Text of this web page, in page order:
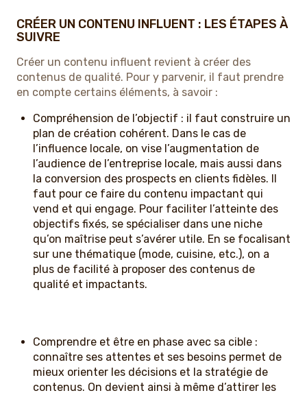
CRÉER UN CONTENU INFLUENT : LES ÉTAPES À
SUIVRE
Créer un contenu influent revient à créer des
contenus de qualité. Pour y parvenir, il faut prendre
en compte certains éléments, à savoir :
Compréhension de l’objectif : il faut construire un
plan de création cohérent. Dans le cas de
l’influence locale, on vise l’augmentation de
l’audience de l’entreprise locale, mais aussi dans
la conversion des prospects en clients fidèles. Il
faut pour ce faire du contenu impactant qui
vend et qui engage. Pour faciliter l’atteinte des
objectifs fixés, se spécialiser dans une niche
qu’on maîtrise peut s’avérer utile. En se focalisant
sur une thématique (mode, cuisine, etc.), on a
plus de facilité à proposer des contenus de
qualité et impactants.
Comprendre et être en phase avec sa cible :
connaître ses attentes et ses besoins permet de
mieux orienter les décisions et la stratégie de
contenus. On devient ainsi à même d’attirer les